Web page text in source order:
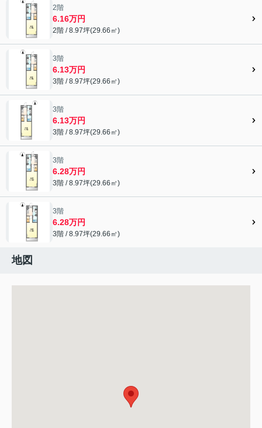
2階
6.16万円
2階 / 8.97坪(29.66㎡)
3階
6.13万円
3階 / 8.97坪(29.66㎡)
3階
6.13万円
3階 / 8.97坪(29.66㎡)
3階
6.28万円
3階 / 8.97坪(29.66㎡)
3階
6.28万円
3階 / 8.97坪(29.66㎡)
地図